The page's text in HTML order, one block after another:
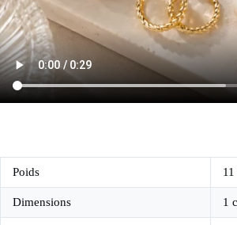
Poids
Dimensions 1